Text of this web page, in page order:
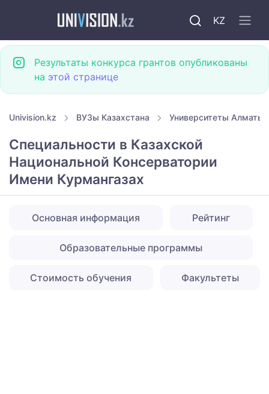
KZ
Результаты конкурса грантов опубликованы
на этой странице
Univision.kz ВУЗы Казахстана Университеты Алматы
Специальности в Казахской
Национальной Консерватории
Имени Курмангазах
Основная информация Рейтинг
Образовательные программы
Стоимость обучения Факультеты